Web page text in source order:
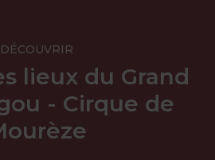
DÉCOUVRIR
lieux du Grand
- Cirque de